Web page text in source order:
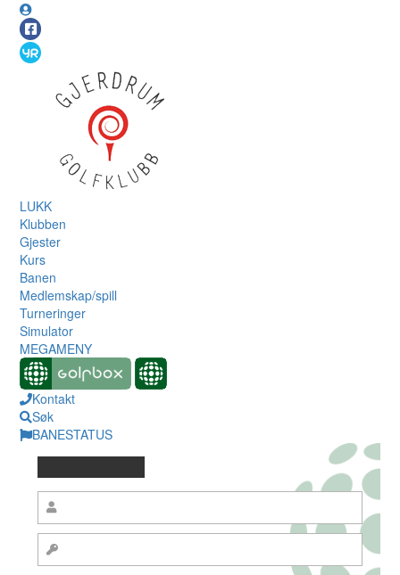
LUKK
Klubben
Gjester
Kurs
Banen
Medlemskap/spill
Turneringer
Simulator
MEGAMENY
Kontakt
Søk
BANESTATUS